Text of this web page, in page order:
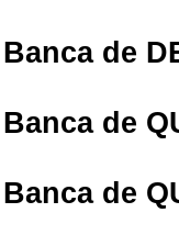
Banca de
Banca de
Banca de